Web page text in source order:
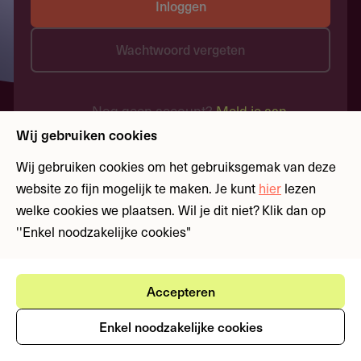
Inloggen
Wachtwoord vergeten
Nog geen account?Meld je aan
Wij gebruiken cookies
Wij gebruiken cookies om het gebruiksgemak van deze
website zo fijn mogelijk te maken. Je kunt hier lezen
welke cookies we plaatsen. Wil je dit niet? Klik dan op
''Enkel noodzakelijke cookies"
Accepteren
Enkel noodzakelijke cookies